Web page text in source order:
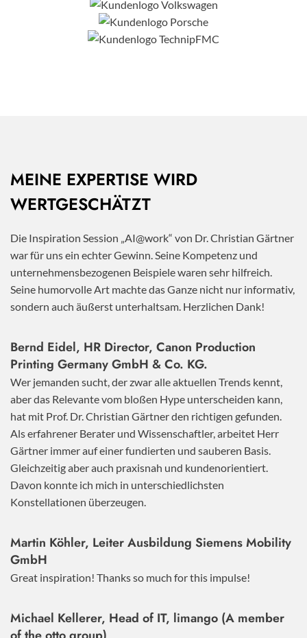
MEINE EXPERTISE WIRD
WERTGESCHÄTZT
Die Inspiration Session „AI@work“ von Dr. Christian Gärtner
war für uns ein echter Gewinn. Seine Kompetenz und
unternehmensbezogenen Beispiele waren sehr hilfreich.
Seine humorvolle Art machte das Ganze nicht nur informativ,
sondern auch äußerst unterhaltsam. Herzlichen Dank!
Bernd Eidel, HR Director, Canon Production
Printing Germany GmbH & Co. KG.
Wer jemanden sucht, der zwar alle aktuellen Trends kennt,
aber das Relevante vom bloßen Hype unterscheiden kann,
hat mit Prof. Dr. Christian Gärtner den richtigen gefunden.
Als erfahrener Berater und Wissenschaftler, arbeitet Herr
Gärtner immer auf einer fundierten und sauberen Basis.
Gleichzeitig aber auch praxisnah und kundenorientiert.
Davon konnte ich mich in unterschiedlichsten
Konstellationen überzeugen.
Martin Köhler, Leiter Ausbildung Siemens Mobility
GmbH
Great inspiration! Thanks so much for this impulse!
Michael Kellerer, Head of IT, limango (A member